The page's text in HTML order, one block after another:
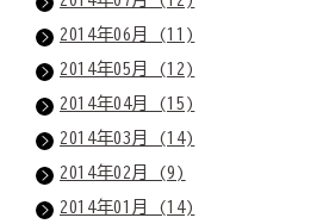
2014年06月 (11)
2014年05月 (12)
2014年04月 (15)
2014年03月 (14)
2014年02月 (9)
2014年01月 (14)